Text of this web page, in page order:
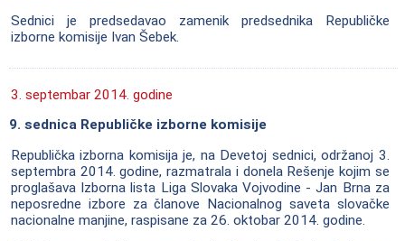
Sednici je predsedavao zamenik predsednika Republičke
izborne komisije Ivan Šebek.
3. septembar 2014. godine
9. sednica Republičke izborne komisije
Republička izborna komisija je, na Devetoj sednici, održanoj 3.
septembra 2014. godine, razmatrala i donela Rešenje kojim se
proglašava Izborna lista Liga Slovaka Vojvodine - Jan Brna za
neposredne izbore za članove Nacionalnog saveta slovačke
nacionalne manjine, raspisane za 26. oktobar 2014. godine.